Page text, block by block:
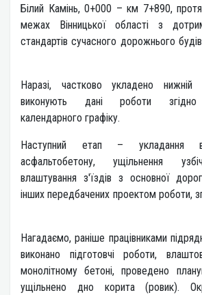
Білий Камінь, 0+000 – км 7+890,
межах Вінницької області з
стандартів сучасного
Наразі, частково укладено
виконують дані роботи згідно
календарного
Наступний етап – укладання
асфальтобетону, ущільнення
влаштування з'їздів з основної
інших передбачених проектом
Нагадаємо, раніше працівниками
виконано підготовчі роботи,
монолітному бетоні, проведено
ущільнено дно корита (ровик).